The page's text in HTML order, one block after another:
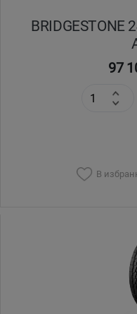
BRIDGESTONE
97
В